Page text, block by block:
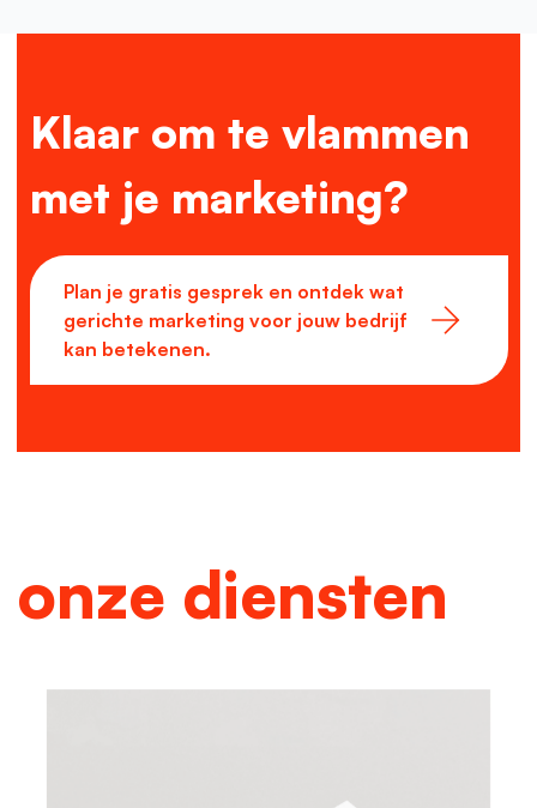
Klaar om te vlammen
met je marketing?
Plan je gratis gesprek en ontdek wat
gerichte marketing voor jouw bedrijf
kan betekenen.
onze diensten